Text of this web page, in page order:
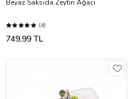
Beyaz Saksıda Zeytin Ağacı
(4)
749,99 TL